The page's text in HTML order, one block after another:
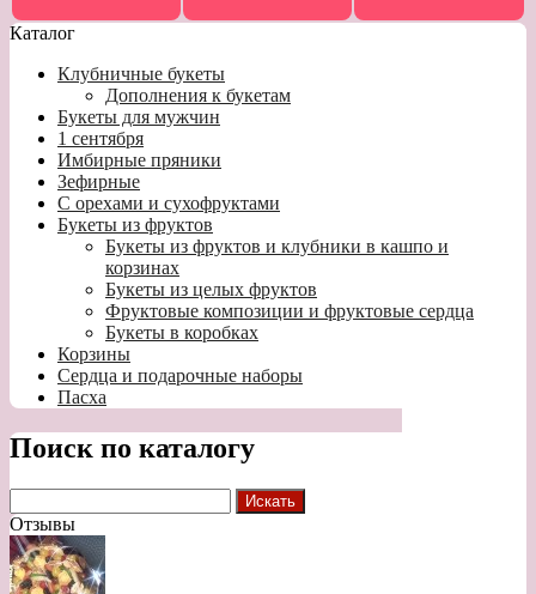
Каталог
Клубничные букеты
Дополнения к букетам
Букеты для мужчин
1 сентября
Имбирные пряники
Зефирные
С орехами и сухофруктами
Букеты из фруктов
Букеты из фруктов и клубники в кашпо и
корзинах
Букеты из целых фруктов
Фруктовые композиции и фруктовые сердца
Букеты в коробках
Корзины
Сердца и подарочные наборы
Пасха
Поиск по каталогу
Отзывы